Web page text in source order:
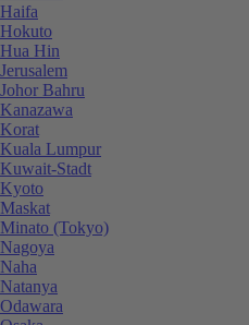
Haifa
Hokuto
Hua Hin
Jerusalem
Johor Bahru
Kanazawa
Korat
Kuala Lumpur
Kuwait-Stadt
Kyoto
Maskat
Minato (Tokyo)
Nagoya
Naha
Natanya
Odawara